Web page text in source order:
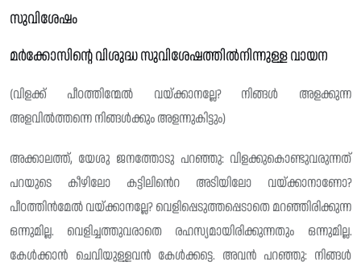
സുവിശേഷം
മർക്കോസിൻ്റെ വിശുദ്ധ സുവിശേഷത്തിൽനിന്നുള്ള വായന
(വിളക്ക് പീഠത്തിന്മേൽ വയ്ക്കാനല്ലേ? നിങ്ങൾ അളക്കുന്ന
അളവിൽത്തന്നെ നിങ്ങൾക്കും അളന്നുകിട്ടും)
അക്കാലത്ത്, യേശു ജനത്തോടു പറഞ്ഞു: വിളക്കുകൊണ്ടുവരുന്നത്
പറയുടെ കീഴിലോ കട്ടിലിൻെറ അടിയിലോ വയ്ക്കാനാണോ?
പീഠത്തിൻമേൽ വയ്ക്കാനല്ലേ? വെളിപ്പെടുത്തപ്പെടാതെ മറഞ്ഞിരിക്കുന്ന
ഒന്നുമില്ല. വെളിച്ചത്തുവരാതെ രഹസ്യമായിരിക്കുന്നതും ഒന്നുമില്ല.
കേൾക്കാൻ ചെവിയുള്ളവൻ കേൾക്കട്ടെ. അവൻ പറഞ്ഞു: നിങ്ങൾ